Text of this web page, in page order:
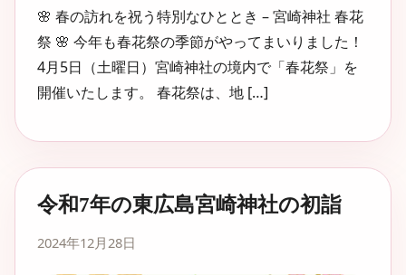
🌸 春の訪れを祝う特別なひととき – 宮崎神社 春花
祭 🌸 今年も春花祭の季節がやってまいりました！
4月5日（土曜日）宮崎神社の境内で「春花祭」を
開催いたします。 春花祭は、地 […]
令和7年の東広島宮崎神社の初詣
2024年12月28日